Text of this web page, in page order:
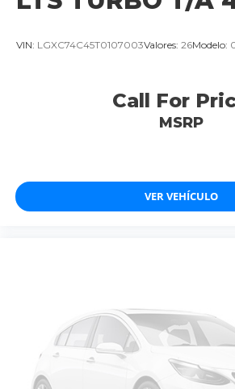
VIN: LGXC74C45T0107003Valores: 26Modelo:
Call For
MSRP
VER VEHÍCULO